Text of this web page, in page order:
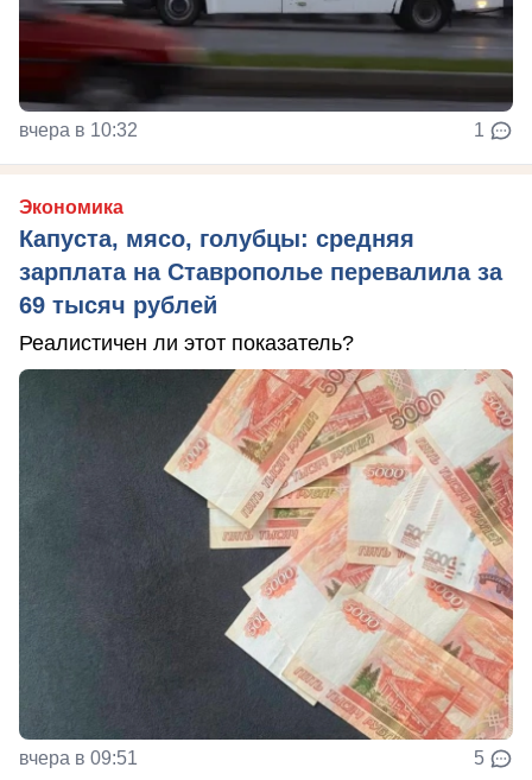
вчера в 10:32 1
Экономика
Капуста, мясо, голубцы: средняя
зарплата на Ставрополье перевалила за
69 тысяч рублей
Реалистичен ли этот показатель?
вчера в 09:51 5